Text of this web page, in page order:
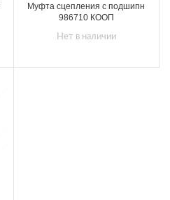
Муфта сцепления с подшипн
986710 КООП
Нет в наличии